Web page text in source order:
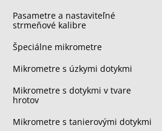
Pasametre a nastaviteľné
strmeňové kalibre
Špeciálne mikrometre
Mikrometre s úzkymi dotykmi
Mikrometre s dotykmi v tvare
hrotov
Mikrometre s tanierovými dotykmi